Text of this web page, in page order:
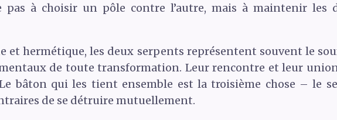
pas à choisir un pôle contre l’autre, mais à maintenir les
et hermétique, les deux serpents représentent souvent le
de toute transformation. Leur rencontre et leur
bâton qui les tient ensemble est la troisième chose – le
de se détruire mutuellement.